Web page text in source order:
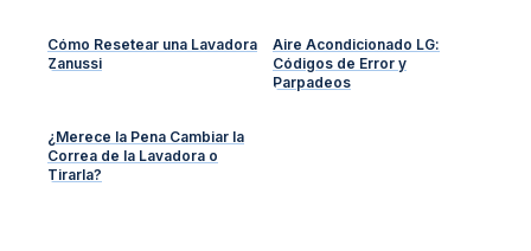
Cómo Resetear una Lavadora
Zanussi
Aire Acondicionado LG:
Códigos de Error y
Parpadeos
¿Merece la Pena Cambiar la
Correa de la Lavadora o
Tirarla?